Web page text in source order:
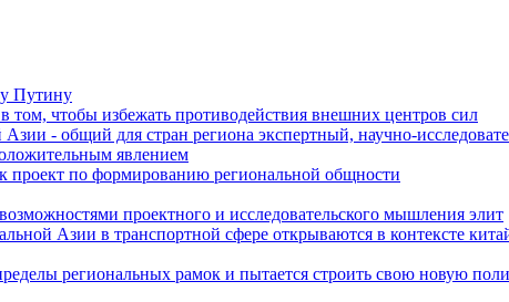
Путину
чтобы избежать противодействия внешних центров сил
- общий для стран региона экспертный, научно-
явлением
по формированию региональной общности
проектного и исследовательского мышления элит
Азии в транспортной сфере открываются в контексте
региональных рамок и пытается строить свою новую